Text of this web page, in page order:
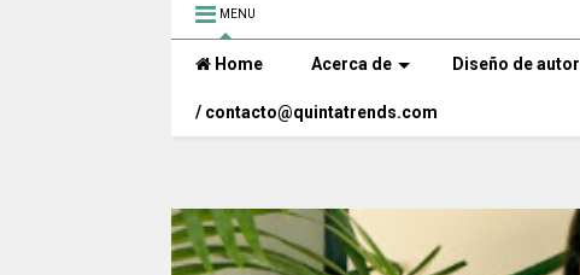
MENU
Home Acerca de Diseño de autor
/ contacto@quintatrends.com